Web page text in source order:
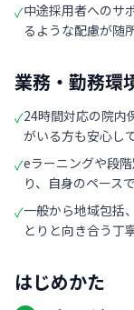
✓中途採用者へのサ
るような配慮が随
業務・勤務環
✓24時間対応の院内
がいる方も安心し
✓eラーニングや段
り、自身のペース
✓一般から地域包括
とりと向き合う丁
はじめかた